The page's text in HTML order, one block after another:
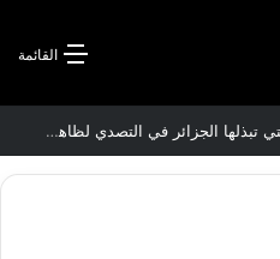
القائمة
سعيود:” إيطاليا تثمن الجهود التي تبذلها الجزائر في التصدي لظاهرة الهجرة غير الشرعية”